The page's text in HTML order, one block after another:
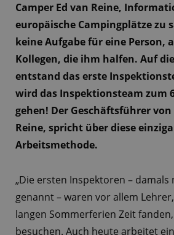
Camper Ed van Reine,
europäische Campingplätze zu
keine Aufgabe für eine Person,
Kollegen, die ihm halfen. Auf
entstand das erste
wird das Inspektionsteam zum
gehen! Der Geschäftsführer von
Reine, spricht über diese
Arbeitsmethode.
„Die ersten Inspektoren – damals
genannt – waren vor allem
langen Sommerferien Zeit
besuchen. Auch heute arbeitet